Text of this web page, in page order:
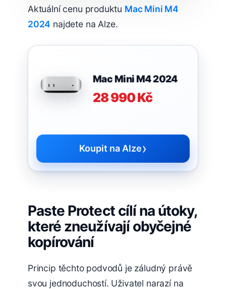
Aktuální cenu produktu Mac Mini M4
2024 najdete na Alze.
Mac Mini M4 2024
28 990 Kč
Koupit na Alze›
Paste Protect cílí na útoky,
které zneužívají obyčejné
kopírování
Princip těchto podvodů je záludný právě
svou jednoduchostí. Uživatel narazí na